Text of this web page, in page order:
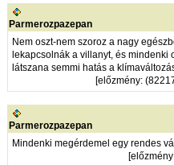
Parmerozpazepan
Nem oszt-nem szoroz a nagy
lekapcsolnák a villanyt, és mindenki
látszana semmi hatás a
[előzmény:
Parmerozpazepan
Mindenki megérdemel egy rendes
[előzmény